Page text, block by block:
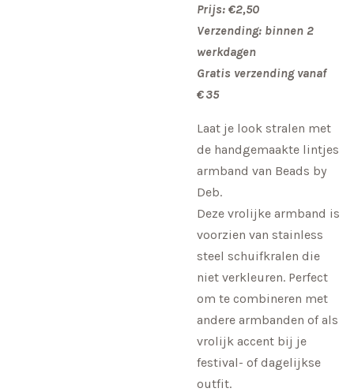
Prijs: €2,50
Verzending: binnen 2
werkdagen
Gratis verzending vanaf
€ 35
Laat je look stralen met
de handgemaakte lintjes
armband van Beads by
Deb.
Deze vrolijke armband is
voorzien van stainless
steel schuifkralen die
niet verkleuren. Perfect
om te combineren met
andere armbanden of als
vrolijk accent bij je
festival- of dagelijkse
outfit.